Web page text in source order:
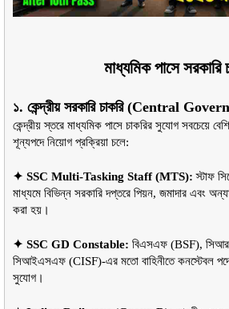
মাধ্যমিক পাসে সরকারি
১. কেন্দ্রীয় সরকারি চাকরি (Central
কেন্দ্রীয় স্তরে মাধ্যমিক পাসে চাকরির সুযোগ সবচেয়ে
শূন্যপদে নিয়োগ প্রক্রিয়া চলে:
✦ SSC Multi-Tasking Staff (MTS): স্টাফ
মাধ্যমে বিভিন্ন সরকারি দপ্তরে পিয়ন, জমাদার এবং
করা হয়।
✦ SSC GD Constable: বিএসএফ (BSF),
সিআইএসএফ (CISF)-এর মতো বাহিনীতে কনস্টেবল পদে
সুযোগ।